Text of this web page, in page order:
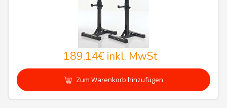
189,14€inkl. MwSt
Zum Warenkorb hinzufügen